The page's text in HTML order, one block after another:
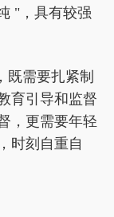
"，具有较强
既需要扎紧制
育引导和监督
，更需要年轻
时刻自重自